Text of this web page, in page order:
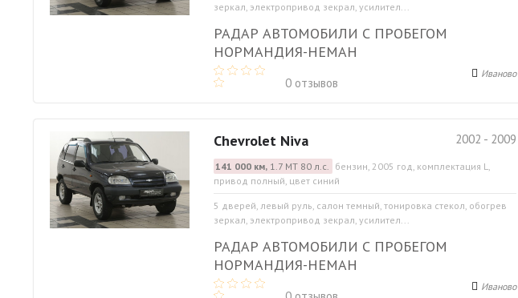
зеркал, электропривод зекрал, усилител...
РАДАР АВТОМОБИЛИ С ПРОБЕГОМ
НОРМАНДИЯ-НЕМАН
0 отзывов
Иваново
2002 - 2009
Chevrolet Niva
141 000 км,1.7 МТ 80 л.с. бензин, 2005 год, комплектация L,
привод полный, цвет синий
5 дверей, левый руль, салон темный, тонировка стекол, обогрев
зеркал, электропривод зекрал, усилител...
РАДАР АВТОМОБИЛИ С ПРОБЕГОМ
НОРМАНДИЯ-НЕМАН
Иваново